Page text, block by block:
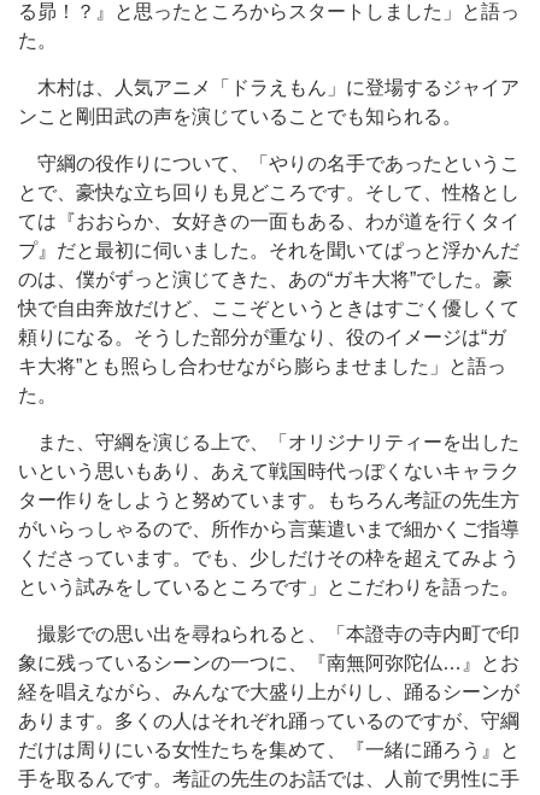
る昴！？』と思ったところからスタートしました」と語っ
た。
木村は、人気アニメ「ドラえもん」に登場するジャイア
ンこと剛田武の声を演じていることでも知られる。
守綱の役作りについて、「やりの名手であったというこ
とで、豪快な立ち回りも見どころです。そして、性格とし
ては『おおらか、女好きの一面もある、わが道を行くタイ
プ』だと最初に伺いました。それを聞いてぱっと浮かんだ
のは、僕がずっと演じてきた、あの“ガキ大将”でした。豪
快で自由奔放だけど、ここぞというときはすごく優しくて
頼りになる。そうした部分が重なり、役のイメージは“ガ
キ大将”とも照らし合わせながら膨らませました」と語っ
た。
また、守綱を演じる上で、「オリジナリティーを出した
いという思いもあり、あえて戦国時代っぽくないキャラク
ター作りをしようと努めています。もちろん考証の先生方
がいらっしゃるので、所作から言葉遣いまで細かくご指導
くださっています。でも、少しだけその枠を超えてみよう
という試みをしているところです」とこだわりを語った。
撮影での思い出を尋ねられると、「本證寺の寺内町で印
象に残っているシーンの一つに、『南無阿弥陀仏…』とお
経を唱えながら、みんなで大盛り上がりし、踊るシーンが
あります。多くの人はそれぞれ踊っているのですが、守綱
だけは周りにいる女性たちを集めて、『一緒に踊ろう』と
手を取るんです。考証の先生のお話では、人前で男性に手